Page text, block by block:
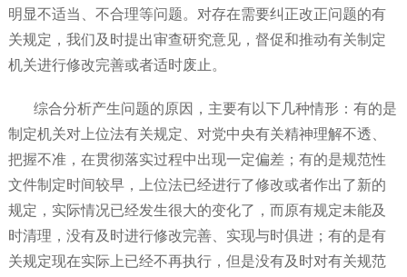
明显不适当、不合理等问题。对存在需要纠正改正问题的有
关规定，我们及时提出审查研究意见，督促和推动有关制定
机关进行修改完善或者适时废止。
综合分析产生问题的原因，主要有以下几种情形：有的是
制定机关对上位法有关规定、对党中央有关精神理解不透、
把握不准，在贯彻落实过程中出现一定偏差；有的是规范性
文件制定时间较早，上位法已经进行了修改或者作出了新的
规定，实际情况已经发生很大的变化了，而原有规定未能及
时清理，没有及时进行修改完善、实现与时俱进；有的是有
关规定现在实际上已经不再执行，但是没有及时对有关规范